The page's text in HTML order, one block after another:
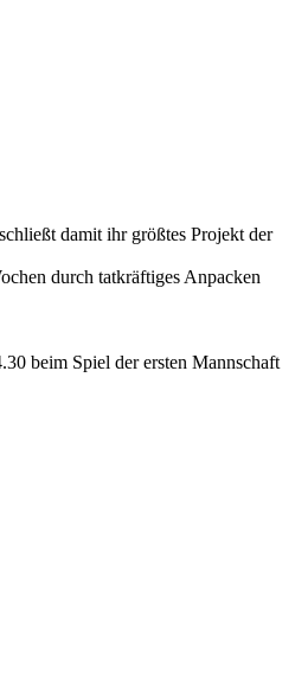
damit ihr größtes Projekt der
durch tatkräftiges Anpacken
beim Spiel der ersten Mannschaft